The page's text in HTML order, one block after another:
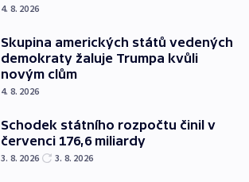
4. 8. 2026
Skupina amerických států vedených
demokraty žaluje Trumpa kvůli
novým clům
4. 8. 2026
Schodek státního rozpočtu činil v
červenci 176,6 miliardy
3. 8. 2026 3. 8. 2026